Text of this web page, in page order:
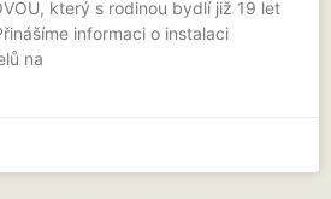
který s rodinou bydlí již 19 let
informaci o instalaci
na